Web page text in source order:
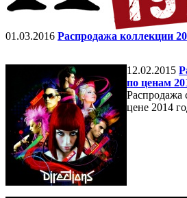
01.03.2016 Распродажа коллекции
12.02.2015
по ценам
Распродажа
цене 2014